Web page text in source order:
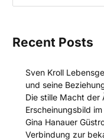
Recent Posts
Sven Kroll
und seine
Die stille Macht der
Erscheinungsbild
Gina Hanauer
Verbindung zur